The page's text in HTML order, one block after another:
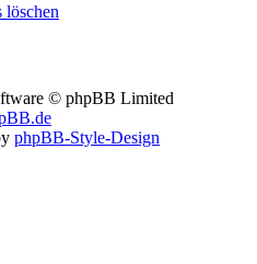
löschen
© phpBB Limited
phpBB-Style-Design